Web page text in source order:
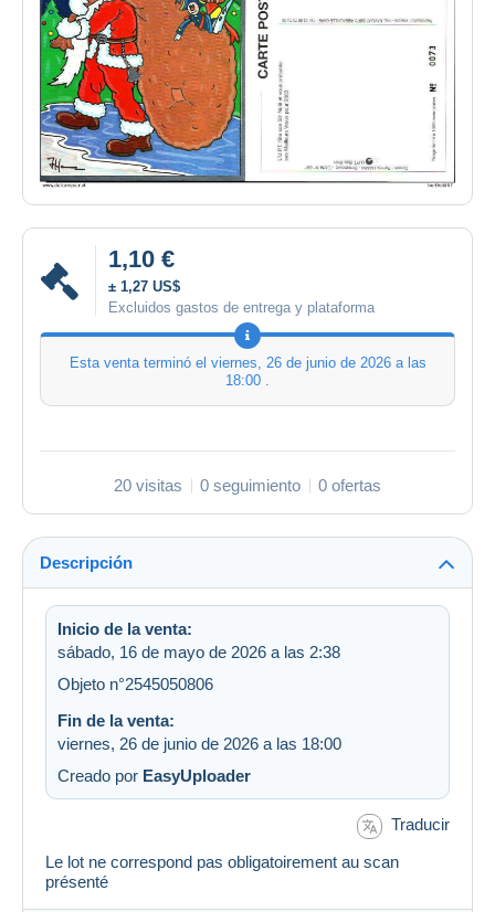
1,10 €
± 1,27 US$
Excluidos gastos de entrega y plataforma
Esta venta terminó el viernes, 26 de junio de 2026 a las
18:00 .
20 visitas 0 seguimiento 0 ofertas
Descripción
Inicio de la venta:
sábado, 16 de mayo de 2026 a las 2:38
Objeto n°2545050806
Fin de la venta:
viernes, 26 de junio de 2026 a las 18:00
Creado por EasyUploader
Traducir
Le lot ne correspond pas obligatoirement au scan
présenté